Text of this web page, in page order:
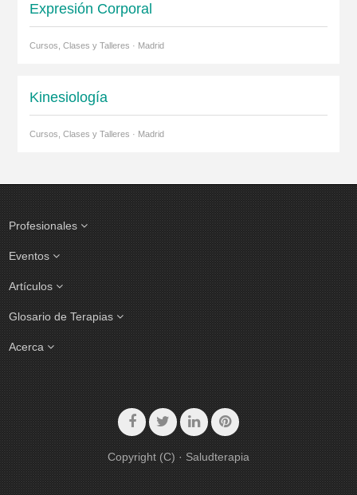
Expresión Corporal
Cursos, Clases y Talleres · Madrid
Kinesiología
Cursos, Clases y Talleres · Madrid
Profesionales
Eventos
Artículos
Glosario de Terapias
Acerca
Copyright (C) · Saludterapia